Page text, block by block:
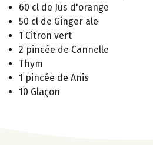
60 cl de Jus d'orange
50 cl de Ginger ale
1 Citron vert
2 pincée de Cannelle
Thym
1 pincée de Anis
10 Glaçon